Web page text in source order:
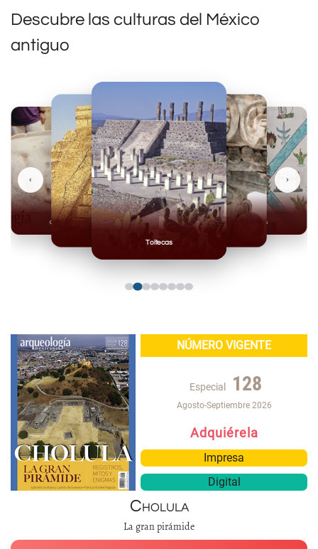
Descubre las culturas del México
antiguo
Toltecas
Mexicas
Olmecas
‹ ›
NÚMERO VIGENTE
Especial 128
Agosto-Septiembre 2026
Adquiérela
Impresa
Digital
Cholula
La gran pirámide